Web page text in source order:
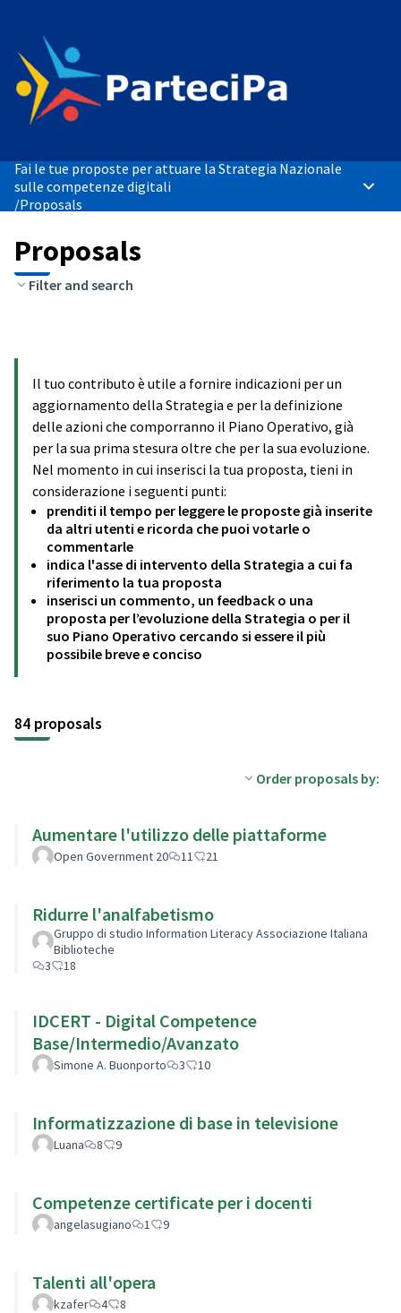
Fai le tue proposte per attuare la Strategia Nazionale
sulle competenze digitali
/Proposals
Main
Proposals
Filter and search
Il tuo contributo è utile a fornire indicazioni per un
aggiornamento della Strategia e per la definizione
delle azioni che comporranno il Piano Operativo, già
per la sua prima stesura oltre che per la sua evoluzione.
Nel momento in cui inserisci la tua proposta, tieni in
considerazione i seguenti punti:
prenditi il tempo per leggere le proposte già inserite
da altri utenti e ricorda che puoi votarle o
commentarle
indica l'asse di intervento della Strategia a cui fa
riferimento la tua proposta
inserisci un commento, un feedback o una
proposta per l’evoluzione della Strategia o per il
suo Piano Operativo cercando si essere il più
possibile breve e conciso
84 proposals
Order proposals by:
Aumentare l'utilizzo delle piattaforme
Open Government 20 11 21
Ridurre l'analfabetismo
Gruppo di studio Information Literacy Associazione Italiana
Biblioteche
3
18
IDCERT - Digital Competence
Base/Intermedio/Avanzato
Simone A. Buonporto 3 10
Informatizzazione di base in televisione
Luana 8 9
Competenze certificate per i docenti
angelasugiano 1 9
Talenti all'opera
kzafer 4 8